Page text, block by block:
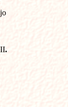
.